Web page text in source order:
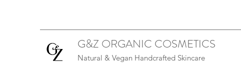
G&Z ORGANIC COSMETICS
Natural & Vegan Handcrafted Skincare